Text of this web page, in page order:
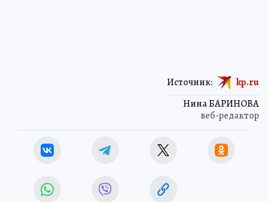
Нина БАРИНОВА
веб-редактор
Источник: kp.ru